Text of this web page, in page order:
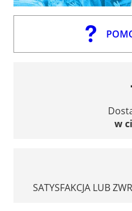
w
SATYSFAKCJA LUB